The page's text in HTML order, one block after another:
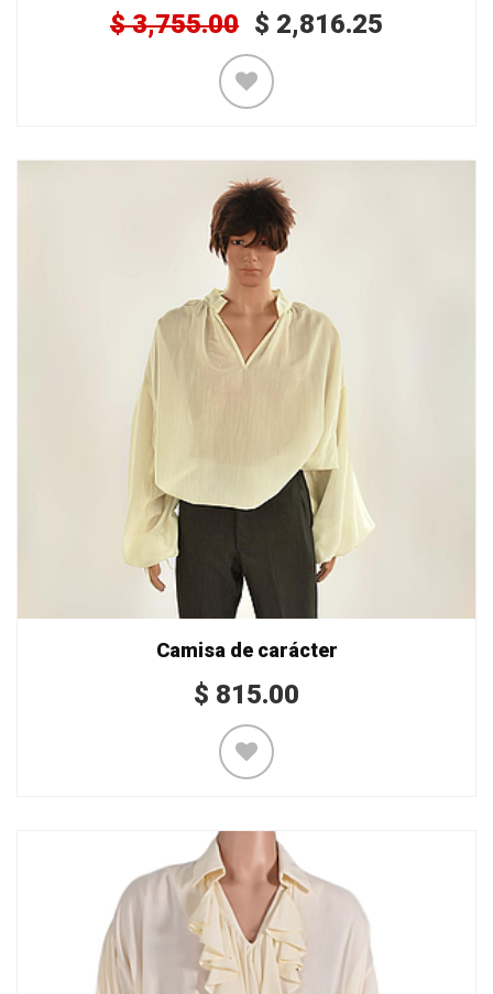
$3,755.00 $ 2,816.25
Camisa de carácter
$ 815.00